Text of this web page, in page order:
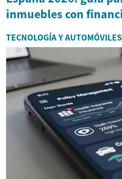
inmuebles con
TECNOLOGÍA Y AUTOMÓVILES